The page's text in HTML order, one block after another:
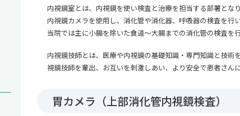
内視鏡室とは、内視鏡を使い検査と治療を担当する部署となり
内視鏡カメラを使用し、消化管や消化器、呼吸器の検査を行い
当院では主に小腸を除いた食道～大腸までの消化管の検査を行
内視鏡技師とは、医療や内視鏡の基礎知識・専門知識と技
視鏡技師を輩出、お互いを刺激しあい、より安全で患者さん
胃カメラ（上部消化管内視鏡検査）